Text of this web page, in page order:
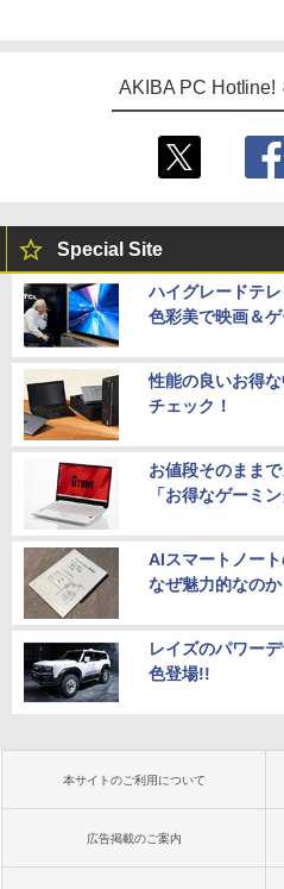
AKIBA PC Hotline!
Special Site
ハイグレードテ
色彩美で映画＆
性能の良いお得
チェック！
お値段そのまま
「お得なゲーミ
AIスマートノー
なぜ魅力的なのか
レイズのパワー
色登場!!
本サイトのご利用について
広告掲載のご案内